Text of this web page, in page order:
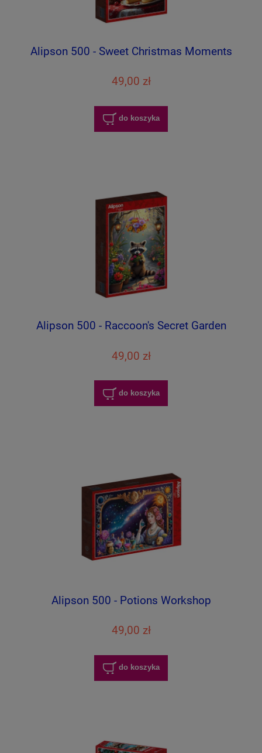
Alipson 500 - Sweet Christmas Moments
49,00 zł
do koszyka
Alipson 500 - Raccoon's Secret Garden
49,00 zł
do koszyka
Alipson 500 - Potions Workshop
49,00 zł
do koszyka